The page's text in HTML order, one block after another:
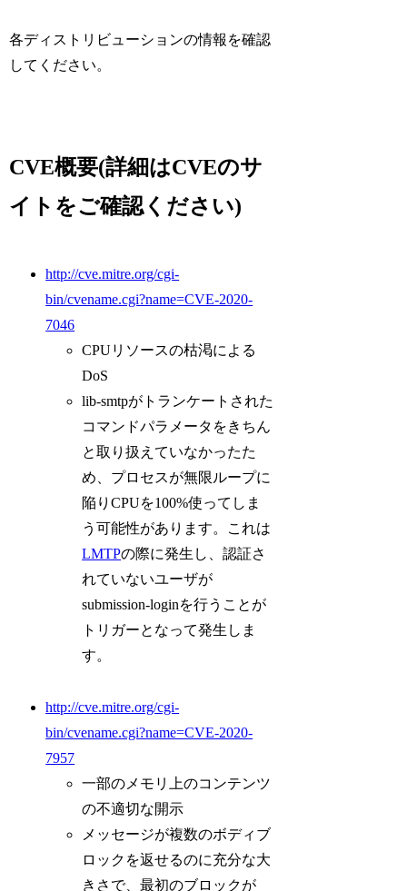
各ディストリビューションの情報を確認
してください。
CVE概要(詳細はCVEのサ
イトをご確認ください)
http://cve.mitre.org/cgi-
bin/cvename.cgi?name=CVE-2020-
7046
CPUリソースの枯渇による
DoS
lib-smtpがトランケートされた
コマンドパラメータをきちん
と取り扱えていなかったた
め、プロセスが無限ループに
陥りCPUを100%使ってしま
う可能性があります。これは
LMTPの際に発生し、認証さ
れていないユーザが
submission-loginを行うことが
トリガーとなって発生しま
す。
http://cve.mitre.org/cgi-
bin/cvename.cgi?name=CVE-2020-
7957
一部のメモリ上のコンテンツ
の不適切な開示
メッセージが複数のボディブ
ロックを返せるのに充分な大
きさで、最初のブロックが